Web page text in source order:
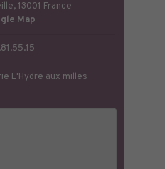
,13001 France
Map
L'Hydre aux milles